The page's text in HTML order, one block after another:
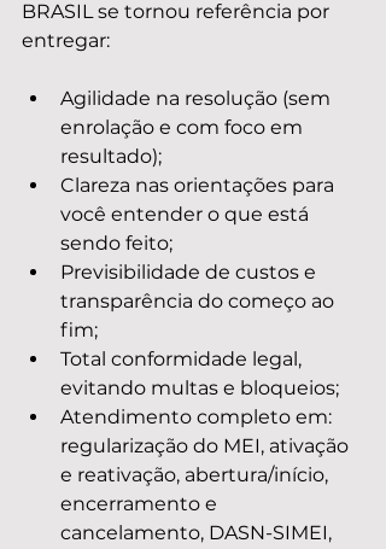
BRASIL se tornou referência por
entregar:
Agilidade na resolução (sem
enrolação e com foco em
resultado);
Clareza nas orientações para
você entender o que está
sendo feito;
Previsibilidade de custos e
transparência do começo ao
fim;
Total conformidade legal,
evitando multas e bloqueios;
Atendimento completo em:
regularização do MEI, ativação
e reativação, abertura/início,
encerramento e
cancelamento, DASN-SIMEI,